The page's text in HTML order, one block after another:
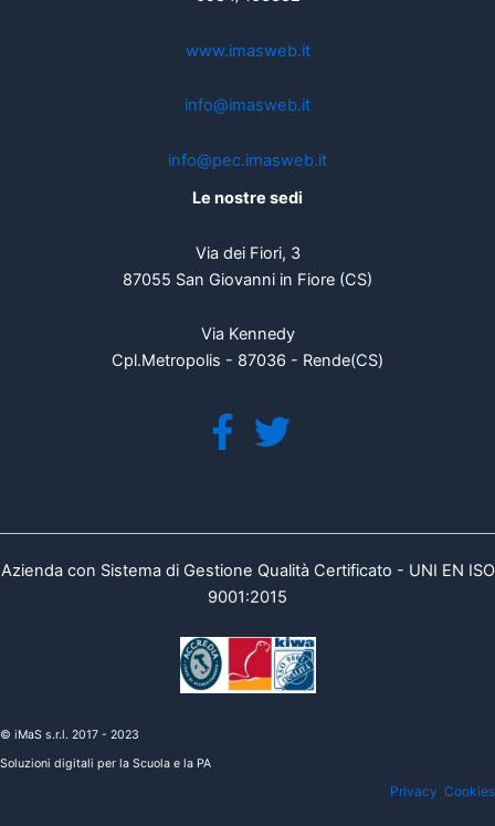
www.imasweb.it
info@imasweb.it
info@pec.imasweb.it
Le nostre sedi
Via dei Fiori, 3
87055 San Giovanni in Fiore (CS)
Via Kennedy
Cpl.Metropolis - 87036 - Rende(CS)
Azienda con Sistema di Gestione Qualità Certificato - UNI EN ISO
9001:2015
© iMaS s.r.l. 2017 - 2023
Soluzioni digitali per la Scuola e la PA
Privacy Cookies